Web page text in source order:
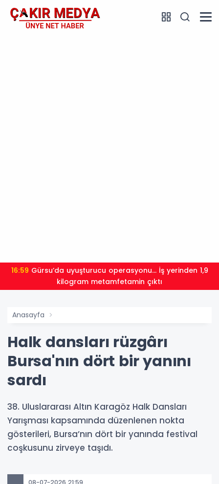
16:59
kilogram metamfetamin çıktı
Anasayfa
Halk dansları rüzgârı
Bursa'nın dört bir yanını
sardı
38. Uluslararası Altın Karagöz Halk Dansları
Yarışması kapsamında düzenlenen nokta
gösterileri, Bursa’nın dört bir yanında festival
coşkusunu zirveye taşıdı.
08-07-2026 21:59